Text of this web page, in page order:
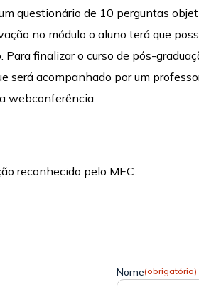
questionário de 10 perguntas
no módulo o aluno terá que
finalizar o curso de pós-
será acompanhado por um
webconferência.
reconhecido pelo MEC.
Nome(obrigatório)